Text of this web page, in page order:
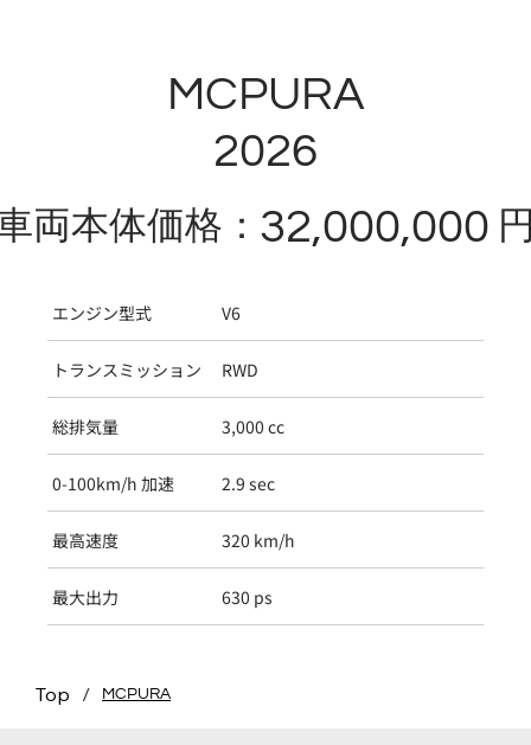
Top / MCPURA
MCPURA
2026
両本体価格： 32,000,000
エンジン型式 V6
総排気量 3,000 cc
0-100km/h 加速 2.9 sec
最高速度 320 km/h
最大出力 630 ps
トランスミッション RWD